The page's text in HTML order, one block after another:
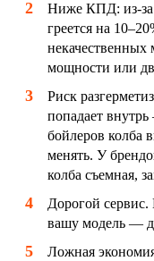
Ниже КПД: из-за
греется на
мощности или
Риск
попадает
бойлеров колба
менять. У
колба съемная,
Дорогой сервис.
вашу модель —
Ложная